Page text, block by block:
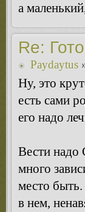
а
Re:
Paydaytus
Ну, это
есть сами
его надо
Вести надо
много
место
в нем,